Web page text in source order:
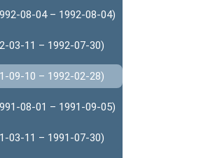
08-04 – 1992-08-04)
03-11 – 1992-07-30)
09-10 – 1992-02-28)
08-01 – 1991-09-05)
03-11 – 1991-07-30)